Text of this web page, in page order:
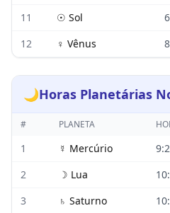
11
☉ Sol
12
♀ Vênus
🌙Horas Planetárias
# PLANETA
1 ☿ Mercúrio
2
☽ Lua
3
♄ Saturno